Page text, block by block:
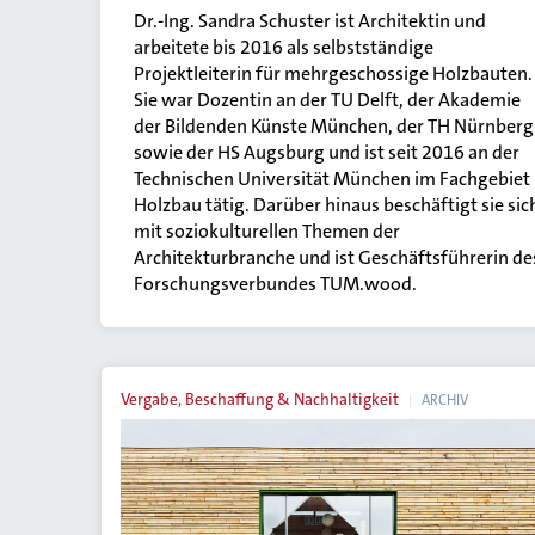
Dr.-Ing. Sandra Schuster ist Architektin und
arbeitete bis 2016 als selbstständige
Projektleiterin für mehrgeschossige Holzbauten.
Sie war Dozentin an der TU Delft, der Akademie
der Bildenden Künste München, der TH Nürnberg
sowie der HS Augsburg und ist seit 2016 an der
Technischen Universität München im Fachgebiet
Holzbau tätig. Darüber hinaus beschäftigt sie
mit soziokulturellen Themen der
Architekturbranche und ist Geschäftsführerin
Forschungsverbundes TUM.wood.
Vergabe, Beschaffung & Nachhaltigkeit ARCHIV